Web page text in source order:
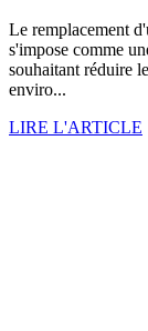
Le remplacement
s'impose comme
souhaitant réduire
enviro...
LIRE L'ARTICLE